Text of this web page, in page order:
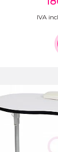
IVA